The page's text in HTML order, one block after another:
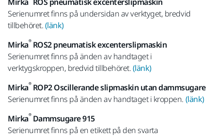
Serienumret finns på undersidan av verktyget, bredvid
tillbehöret.(länk)
Mirka®ROS2 pneumatisk excenterslipmaskin
Serienumret finns på änden av handtaget i
verktygskroppen, bredvid tillbehöret.(länk)
Mirka®ROP2 Oscillerande slipmaskin utan dammsugare
Serienumret finns på änden av handtaget i kroppen. (länk)
Mirka®Dammsugare 915
Serienumret finns på en etikett på den svarta